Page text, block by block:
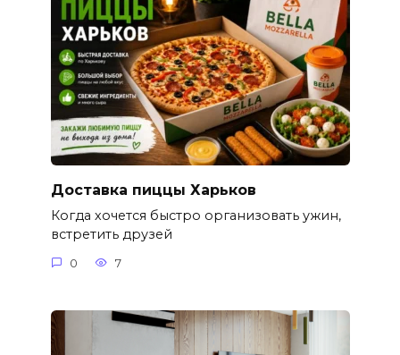
Доставка пиццы Харьков
Когда хочется быстро организовать ужин,
встретить друзей
0 7